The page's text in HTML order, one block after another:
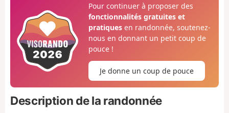
Pour continuer à proposer des
fonctionnalités gratuites et
pratiquesen randonnée, soutenez-
nous en donnant un petit coup de
pouce !
Je donne un coup de pouce
Description de la randonnée